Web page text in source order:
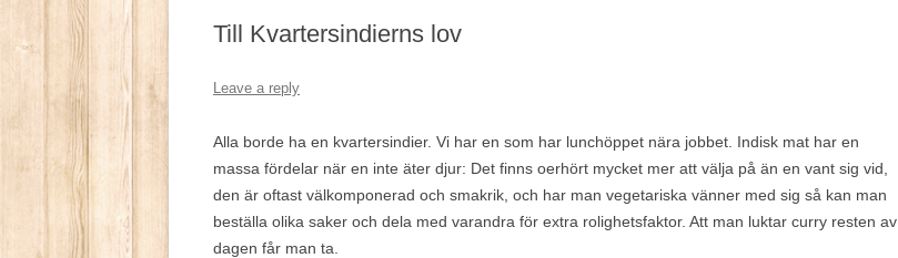
Till Kvartersindierns lov
Leave a reply
Alla borde ha en kvartersindier. Vi har en som har lunchöppet nära jobbet. Indisk mat har en
massa fördelar när en inte äter djur: Det finns oerhört mycket mer att välja på än en vant sig vid,
den är oftast välkomponerad och smakrik, och har man vegetariska vänner med sig så kan man
beställa olika saker och dela med varandra för extra rolighetsfaktor. Att man luktar curry resten av
dagen får man ta.